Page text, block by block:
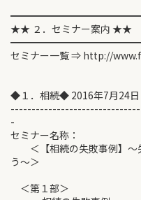
★★ ２．セミナー案内 ★★
セミナー一覧 ⇒ http://
◆１．相続◆ 2016年7月24日
-
セミナー名称：
＜【相続の失敗事例】～
う～＞
＜第１部＞